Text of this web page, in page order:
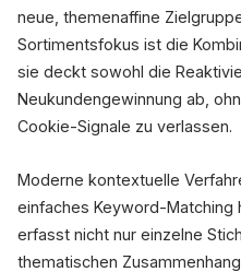
neue, themenaffine
Sortimentsfokus ist die
sie deckt sowohl die
Neukundengewinnung ab,
Cookie-Signale zu verlassen.
Moderne kontextuelle
einfaches Keyword-Matching
erfasst nicht nur einzelne
thematischen